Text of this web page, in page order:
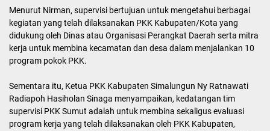
Menurut Nirman, supervisi bertujuan untuk mengetahui berbagai
kegiatan yang telah dilaksanakan PKK Kabupaten/Kota yang
didukung oleh Dinas atau Organisasi Perangkat Daerah serta mitra
kerja untuk membina kecamatan dan desa dalam menjalankan 10
program pokok PKK.
Sementara itu, Ketua PKK Kabupaten Simalungun Ny Ratnawati
Radiapoh Hasiholan Sinaga menyampaikan, kedatangan tim
supervisi PKK Sumut adalah untuk membina sekaligus evaluasi
program kerja yang telah dilaksanakan oleh PKK Kabupaten,